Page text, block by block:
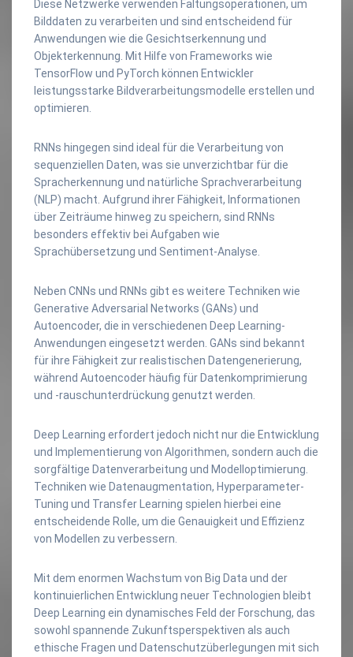
Diese Netzwerke verwenden Faltungsoperationen, um
Bilddaten zu verarbeiten und sind entscheidend für
Anwendungen wie die Gesichtserkennung und
Objekterkennung. Mit Hilfe von Frameworks wie
TensorFlow und PyTorch können Entwickler
leistungsstarke Bildverarbeitungsmodelle erstellen und
optimieren.
RNNs hingegen sind ideal für die Verarbeitung von
sequenziellen Daten, was sie unverzichtbar für die
Spracherkennung und natürliche Sprachverarbeitung
(NLP) macht. Aufgrund ihrer Fähigkeit, Informationen
über Zeiträume hinweg zu speichern, sind RNNs
besonders effektiv bei Aufgaben wie
Sprachübersetzung und Sentiment-Analyse.
Neben CNNs und RNNs gibt es weitere Techniken wie
Generative Adversarial Networks (GANs) und
Autoencoder, die in verschiedenen Deep Learning-
Anwendungen eingesetzt werden. GANs sind bekannt
für ihre Fähigkeit zur realistischen Datengenerierung,
während Autoencoder häufig für Datenkomprimierung
und -rauschunterdrückung genutzt werden.
Deep Learning erfordert jedoch nicht nur die Entwicklung
und Implementierung von Algorithmen, sondern auch die
sorgfältige Datenverarbeitung und Modelloptimierung.
Techniken wie Datenaugmentation, Hyperparameter-
Tuning und Transfer Learning spielen hierbei eine
entscheidende Rolle, um die Genauigkeit und Effizienz
von Modellen zu verbessern.
Mit dem enormen Wachstum von Big Data und der
kontinuierlichen Entwicklung neuer Technologien bleibt
Deep Learning ein dynamisches Feld der Forschung, das
sowohl spannende Zukunftsperspektiven als auch
ethische Fragen und Datenschutzüberlegungen mit sich